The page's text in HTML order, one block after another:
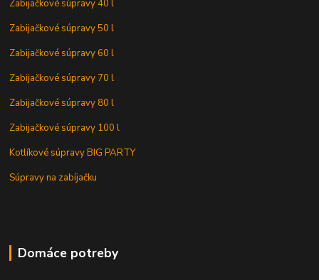
Zabijačkové súpravy 40 l
Zabijačkové súpravy 50 l
Zabijačkové súpravy 60 l
Zabijačkové súpravy 70 l
Zabijačkové súpravy 80 l
Zabijačkové súpravy 100 l
Kotlíkové súpravy BIG PARTY
Súpravy na zabíjačku
Domáce potreby